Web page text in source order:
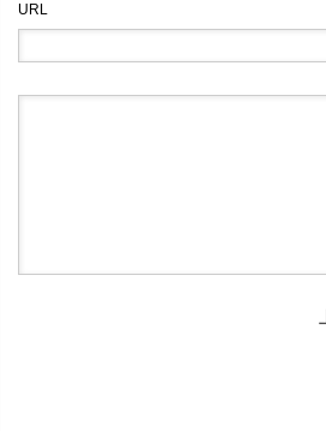
URL